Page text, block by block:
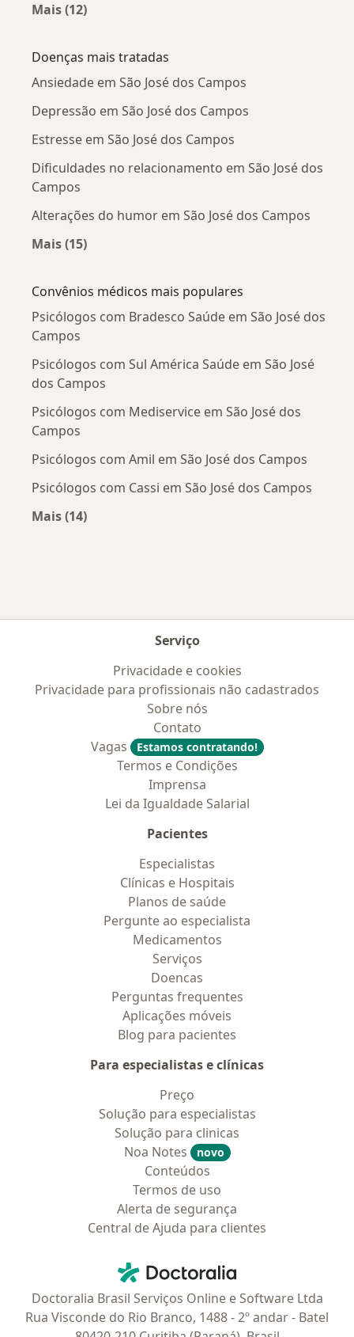
Mais (12)
Doenças mais tratadas
Ansiedade em São José dos Campos
Depressão em São José dos Campos
Estresse em São José dos Campos
Dificuldades no relacionamento em São José dos
Campos
Alterações do humor em São José dos Campos
Mais (15)
Convênios médicos mais populares
Psicólogos com Bradesco Saúde em São José dos
Campos
Psicólogos com Sul América Saúde em São José
dos Campos
Psicólogos com Mediservice em São José dos
Campos
Psicólogos com Amil em São José dos Campos
Psicólogos com Cassi em São José dos Campos
Mais (14)
Serviço
Privacidade e cookies
Privacidade para profissionais não cadastrados
Sobre nós
Contato
Vagas
Estamos contratando!
Termos e Condições
Imprensa
Lei da Igualdade Salarial
Pacientes
Especialistas
Clínicas e Hospitais
Planos de saúde
Pergunte ao especialista
Medicamentos
Serviços
Doencas
Perguntas frequentes
Aplicações móveis
Blog para pacientes
Para especialistas e clínicas
Preço
Solução para especialistas
Solução para clinicas
Noa Notes
novo
Conteúdos
Termos de uso
Alerta de segurança
Central de Ajuda para clientes
Doctoralia - Homepage
Doctoralia Brasil Serviços Online e Software Ltda
Rua Visconde do Rio Branco, 1488 - 2º andar - Batel